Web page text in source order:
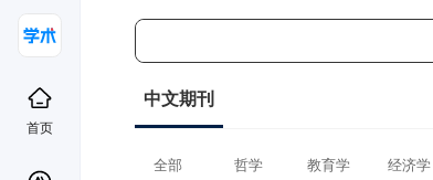
首页
中文期刊
全部 哲学 教育学 经济学